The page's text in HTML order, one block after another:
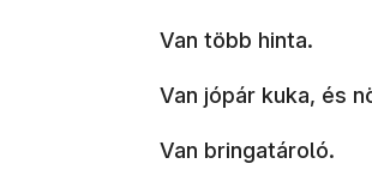
Van több hinta.
Van jópár kuka, és
Van bringatároló.